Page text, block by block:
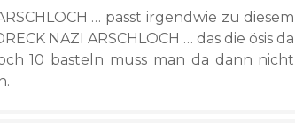
… passt irgendwie zu diesem
NAZI ARSCHLOCH … das die ösis da
10 basteln muss man da dann nicht